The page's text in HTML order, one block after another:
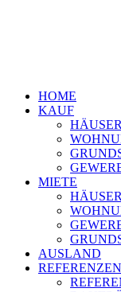
HOME
KAUF
MIETE
AUSLAND
REFERENZEN